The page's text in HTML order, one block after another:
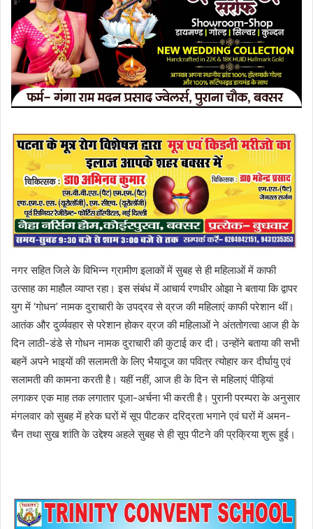
नगर सहित जिले के विभिन्न ग्रामीण इलाकों में सुबह से ही महिलाओं में काफी
उत्साह का माहौल व्याप्त रहा। इस संबंध में आचार्य रणधीर ओझा ने बताया कि द्वापर
युग में ‘गोधन’ नामक दुराचारी के उपद्रव से व्रज की महिलाएं काफी परेशान थीं।
आतंक और दुर्व्यवहार से परेशान होकर व्रज की महिलाओं ने अंततोगत्वा आज ही के
दिन लाठी-डंडे से गोधन नामक दुराचारी की कुटाई कर दी। उन्होंने बताया की सभी
बहनें अपने भाइयों की सलामती के लिए भैयादूज का पवित्र त्योहार कर दीर्घायु एवं
सलामती की कामना करती है। यहीं नहीं, आज ही के दिन से महिलाएं पीड़ियां
लगाकर एक माह तक लगातार पूजा-अर्चना भी करती है। पुरानी परम्परा के अनुसार
मंगलवार को सुबह में हरेक घरों में सूप पीटकर दरिद्रता भगाने एवं घरों में अमन-
चैन तथा सुख शांति के उद्देश्य अहले सुबह से ही सूप पीटने की प्रक्रिया शुरू हुई।